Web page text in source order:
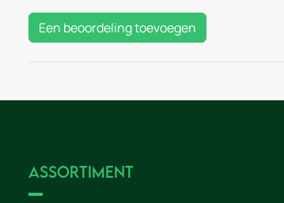
Een beoordeling toevoegen
Assortiment